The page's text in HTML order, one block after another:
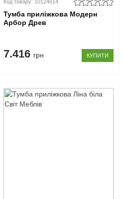
Код товару: 10124614
Тумба приліжкова Модерн
Арбор Древ
7.416 грн КУПИТИ